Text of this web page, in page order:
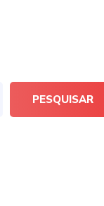
PESQUISAR